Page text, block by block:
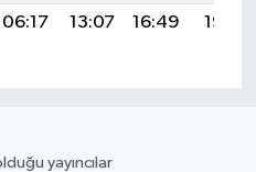
06:17 13:07 16:49 19:47
yayıncılar